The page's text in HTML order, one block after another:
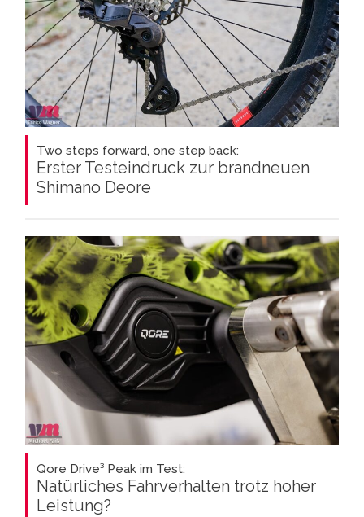
Two steps forward, one step back:
Erster Testeindruck zur brandneuen
Shimano Deore
Qore Drive³ Peak im Test:
Natürliches Fahrverhalten trotz hoher
Leistung?